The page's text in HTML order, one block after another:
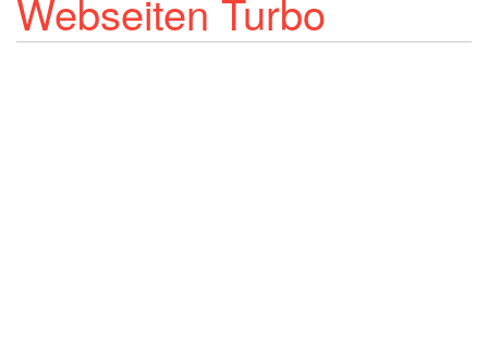
Webseiten Turbo